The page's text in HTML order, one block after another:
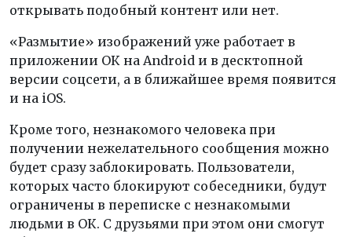
открывать подобный контент или нет.
«Размытие» изображений уже работает в
приложении ОК на Android и в десктопной
версии соцсети, а в ближайшее время появится
и на iOS.
Кроме того, незнакомого человека при
получении нежелательного сообщения можно
будет сразу заблокировать. Пользователи,
которых часто блокируют собеседники, будут
ограничены в переписке с незнакомыми
людьми в ОК. С друзьями при этом они смогут